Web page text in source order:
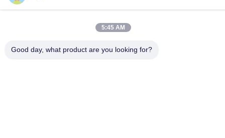
Estrada nacional 106, distrito de Huadu, cidade de
5:45 AM
Good day, what product are you looking for?